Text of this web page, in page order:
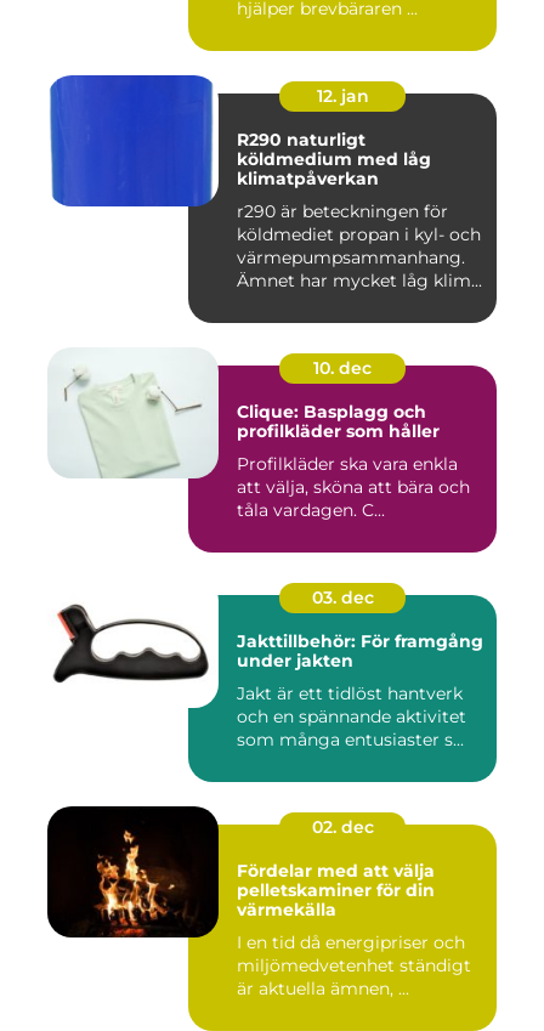
hjälper brevbäraren ...
12. jan
R290 naturligt
köldmedium med låg
klimatpåverkan
r290 är beteckningen för
köldmediet propan i kyl- och
värmepumpsammanhang.
Ämnet har mycket låg klim...
10. dec
Clique: Basplagg och
profilkläder som håller
Profilkläder ska vara enkla
att välja, sköna att bära och
tåla vardagen. C...
03. dec
Jakttillbehör: För framgång
under jakten
Jakt är ett tidlöst hantverk
och en spännande aktivitet
som många entusiaster s...
02. dec
Fördelar med att välja
pelletskaminer för din
värmekälla
I en tid då energipriser och
miljömedvetenhet ständigt
är aktuella ämnen, ...